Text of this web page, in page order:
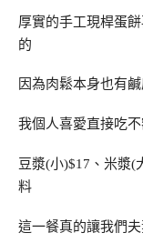
厚實的手工現桿蛋
的
因為肉鬆本身也有
我個人喜愛直接吃
豆漿(小)$17、米漿(
料
這一餐真的讓我們